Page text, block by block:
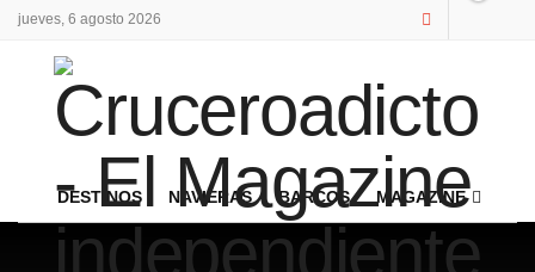
jueves, 6 agosto 2026
DESTINOS NAVIERAS BARCOS MAGAZINE